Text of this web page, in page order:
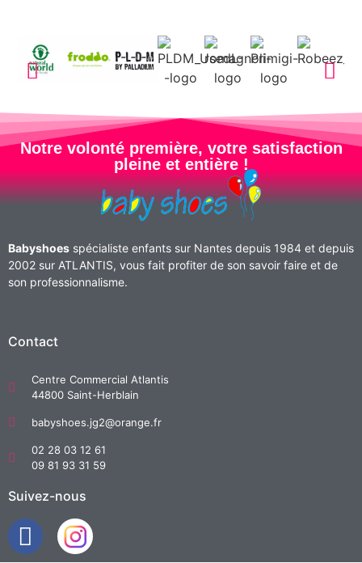
Notre volonté première, votre satisfaction
pleine et entière !
Babyshoes spécialiste enfants sur Nantes depuis 1984 et depuis
2002 sur ATLANTIS, vous fait profiter de son savoir faire et de
son professionnalisme.
Contact
Centre Commercial Atlantis
44800 Saint-Herblain
babyshoes.jg2@orange.fr
02 28 03 12 61
09 81 93 31 59
Suivez-nous